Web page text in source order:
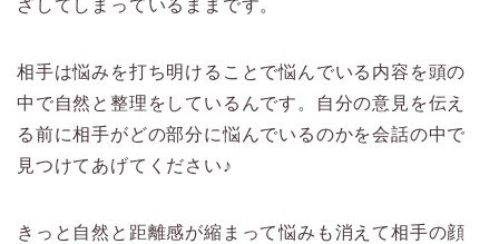
ざしてしまっているままです。
相手は悩みを打ち明けることで悩んでいる内容を頭の
中で自然と整理をしているんです。自分の意見を伝え
る前に相手がどの部分に悩んでいるのかを会話の中で
見つけてあげてください♪
きっと自然と距離感が縮まって悩みも消えて相手の顔